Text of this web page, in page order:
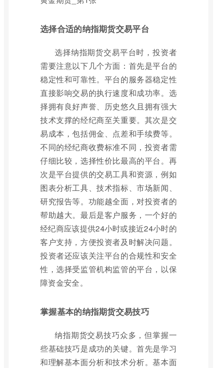
选择合适的纳指期货交易平台
选择纳指期货交易平台时，投资者
需要注意以下几个方面：首先是平台的
稳定性和可靠性。平台的服务器稳定性
直接影响交易的执行速度和成功率。选
择拥有良好声誉、历史悠久且拥有强大
技术支撑的经纪商至关重要。其次是交
易成本，包括佣金、点差和手续费等。
不同的经纪商收费标准不同，投资者需
仔细比较，选择性价比最高的平台。再
次是平台提供的交易工具和资源，例如
图表分析工具、技术指标、市场新闻、
研究报告等。功能越全面，对投资者的
帮助越大。最后是客户服务，一个好的
经纪商应该提供24小时或接近24小时的
客户支持，方便投资者及时解决问题。
投资者还应该关注平台的合规性和安全
性，选择受监管机构监管的平台，以保
障资金安全。
掌握基本的纳指期货交易技巧
纳指期货交易技巧众多，但掌握一
些基础技巧是成功的关键。首先是学习
和理解基本面分析和技术分析。基本面